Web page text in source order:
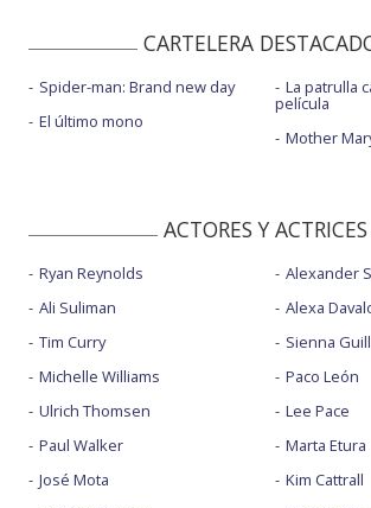
CARTELERA
Spider-man: Brand new day
El último mono
La patrulla
película
Mother
ACTORES Y ACTRICES
Ryan Reynolds
Ali Suliman
Tim Curry
Michelle Williams
Ulrich Thomsen
Paul Walker
José Mota
Alexander
Alexa
Sienna
Paco León
Lee Pace
Marta Etura
Kim Cattrall